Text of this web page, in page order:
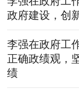
学术论文
政府建设，创
李强在政府工
正确政绩观，
绩